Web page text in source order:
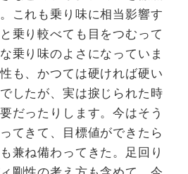
これも乗り味に相当影響す
乗り較べても目をつむって
乗り味のよさになっていま
も、かつては硬ければ硬い
したが、実は捩じられた時
だったりします。今はそう
てきて、目標値ができたら
兼ね備わってきた。足回り